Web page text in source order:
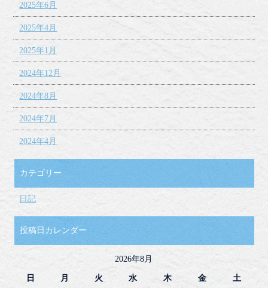
2025年6月
2025年4月
2025年1月
2024年12月
2024年8月
2024年7月
2024年4月
カテゴリー
日記
投稿日カレンダー
2026年8月
日 月 火 水 木 金 土